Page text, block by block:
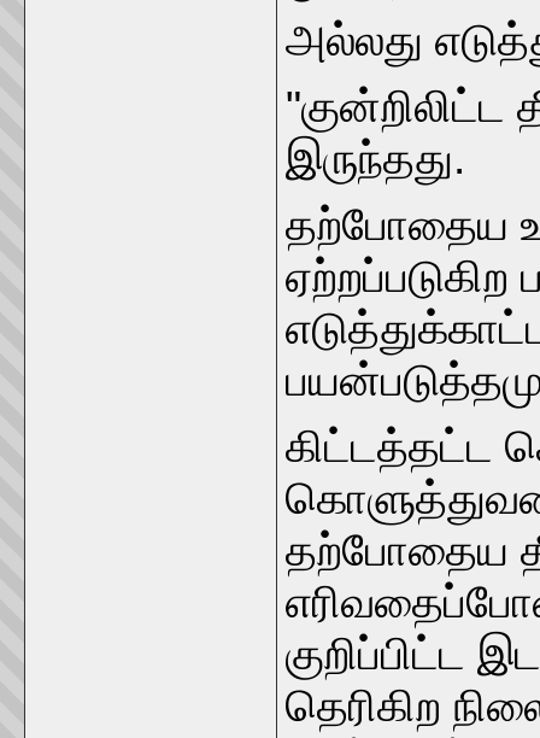
அல்லது
இருந்தது.
தற்போதைய
கிட்டத்தட்ட
தற்போதைய
குறிப்பிட்ட
தெரிகிற